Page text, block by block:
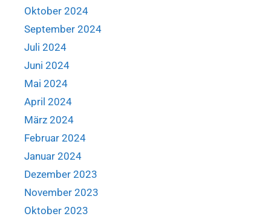
Oktober 2024
September 2024
Juli 2024
Juni 2024
Mai 2024
April 2024
März 2024
Februar 2024
Januar 2024
Dezember 2023
November 2023
Oktober 2023